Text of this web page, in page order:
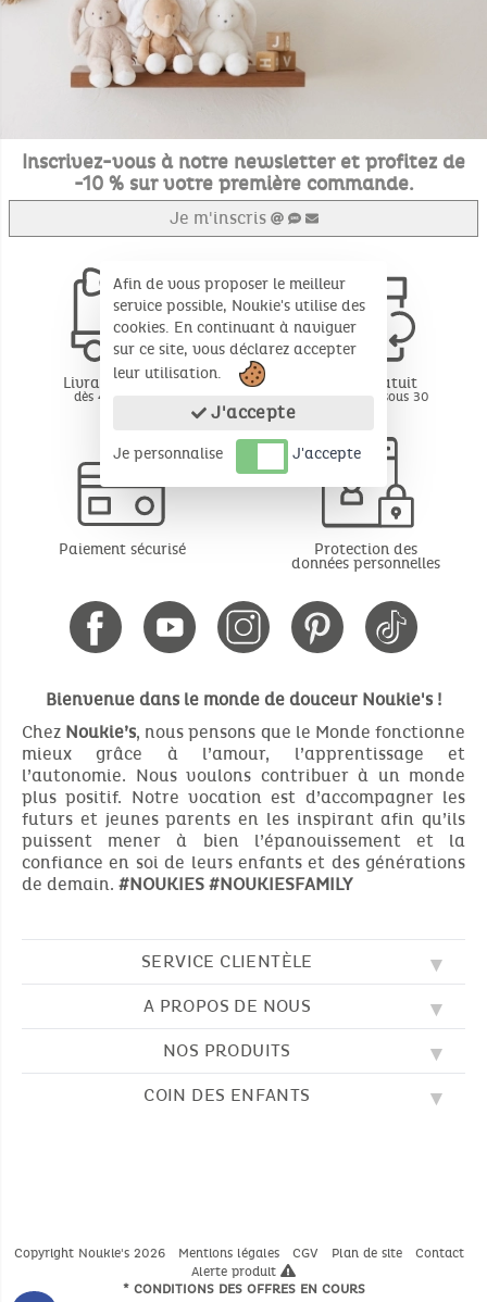
Inscrivez-vous à notre newsletter et profitez de
-10 % sur votre première commande.
Je m'inscris
Livraison offerte
dès 49€ d'achat
Retour gratuit
BE - FR - LU sous 30
Paiement sécurisé Protection des
données personnelles
Bienvenue dans le monde de douceur Noukie's !
Chez Noukie’s, nous pensons que le Monde fonctionne
mieux grâce à l’amour, l’apprentissage et
l’autonomie. Nous voulons contribuer à un monde
plus positif. Notre vocation est d’accompagner les
futurs et jeunes parents en les inspirant afin qu’ils
puissent mener à bien l’épanouissement et la
confiance en soi de leurs enfants et des générations
de demain. #NOUKIES #NOUKIESFAMILY
SERVICE CLIENTÈLE
QUESTIONS FRÉQUENTES (FAQ)
CONTACTEZ-NOUS
CGV
A PROPOS DE NOUS
NOS VALEURS
NOTRE HISTOIRE
NOS PRODUITS
BRODERIE
COIN DES ENFANTS
Copyright Noukie's 2026 Mentions légales CGV Plan de site
Contact
Alerte produit
* CONDITIONS DES OFFRES EN COURS
Afin de vous proposer le meilleur
service possible, Noukie's utilise des
cookies. En continuant à naviguer
sur ce site, vous déclarez accepter
leur utilisation.
J'accepte
Je personnalise J'accepte